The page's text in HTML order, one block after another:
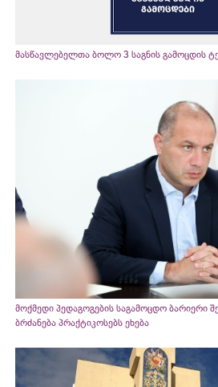
მასწავლებელთა ბოლო 3 საგნის გამოცდის
მოქმედი პედაგოგების საგამოცდო ბარიერი
ბრძანება პრაქტიკოსებს ეხება